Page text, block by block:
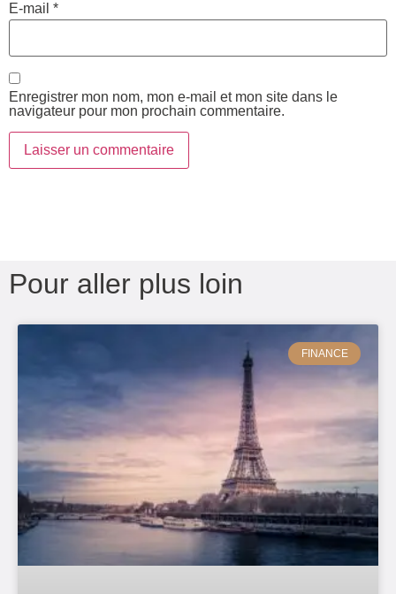
E-mail *
Enregistrer mon nom, mon e-mail et mon site dans le
navigateur pour mon prochain commentaire.
Pour aller plus loin
FINANCE